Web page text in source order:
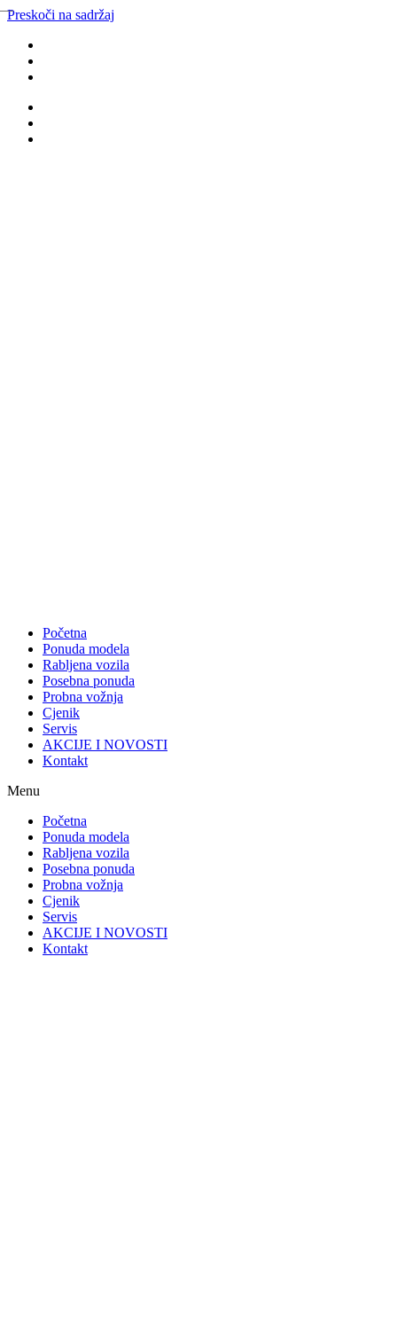
Preskoči na sadržaj
Početna
Ponuda modela
Rabljena vozila
Posebna ponuda
Probna vožnja
Cjenik
Servis
AKCIJE I NOVOSTI
Kontakt
Menu
Početna
Ponuda modela
Rabljena vozila
Posebna ponuda
Probna vožnja
Cjenik
Servis
AKCIJE I NOVOSTI
Kontakt